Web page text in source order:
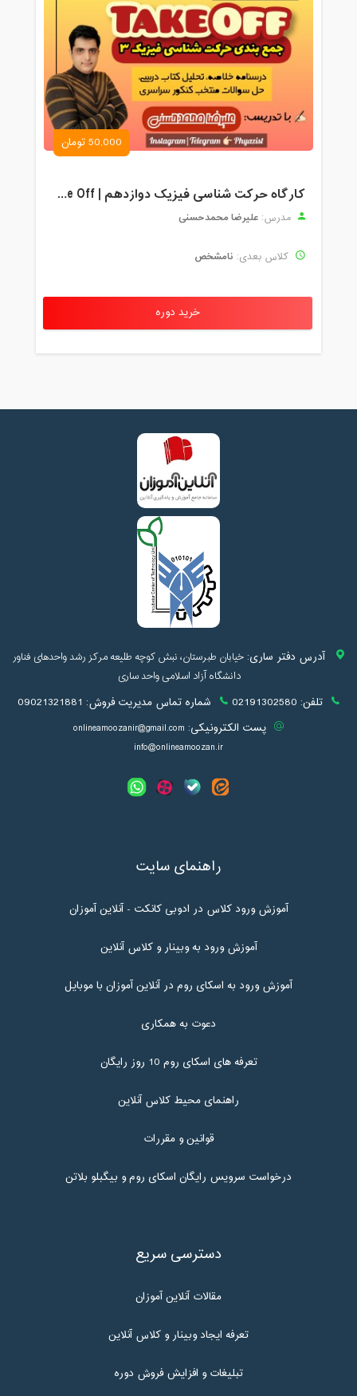
50,000 تومان
کارگاه حرکت شناسی فیزیک دوازدهم | Take Off
مدرس: علیرضا محمدحسنی
کلاس بعدی: نامشخص
خرید دوره
آدرس دفتر ساری:خیابان طبرستان، نبش کوچه طلیعه مرکز رشد واحدهای فناور
دانشگاه آزاد اسلامی واحد ساری
تلفن: 02191302580 شماره تماس مدیریت فروش: 09021321881
پست الکترونیکی: onlineamoozanir@gmail.com
info@onlineamoozan.ir
راهنمای سایت
آموزش ورود کلاس در ادوبی کانکت - آنلاین آموزان
آموزش ورود به وبینار و کلاس آنلاین
آموزش ورود به اسکای روم در آنلاین آموزان با موبایل
دعوت به همکاری
تعرفه های اسکای روم 10 روز رایگان
راهنمای محیط کلاس آنلاین
قوانین و مقررات
درخواست سرویس رایگان اسکای روم و بیگبلو بلاتن
دسترسی سریع
مقالات آنلاین آموزان
تعرفه ایجاد وبینار و کلاس آنلاین
تبلیغات و افزایش فروش دوره